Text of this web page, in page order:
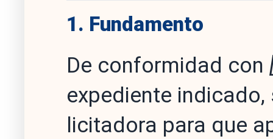
1. Fundamento
De conformidad con
expediente
licitadora para que